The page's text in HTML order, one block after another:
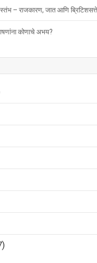
– राजकारण, जात आणि
कोणाचे अभय?